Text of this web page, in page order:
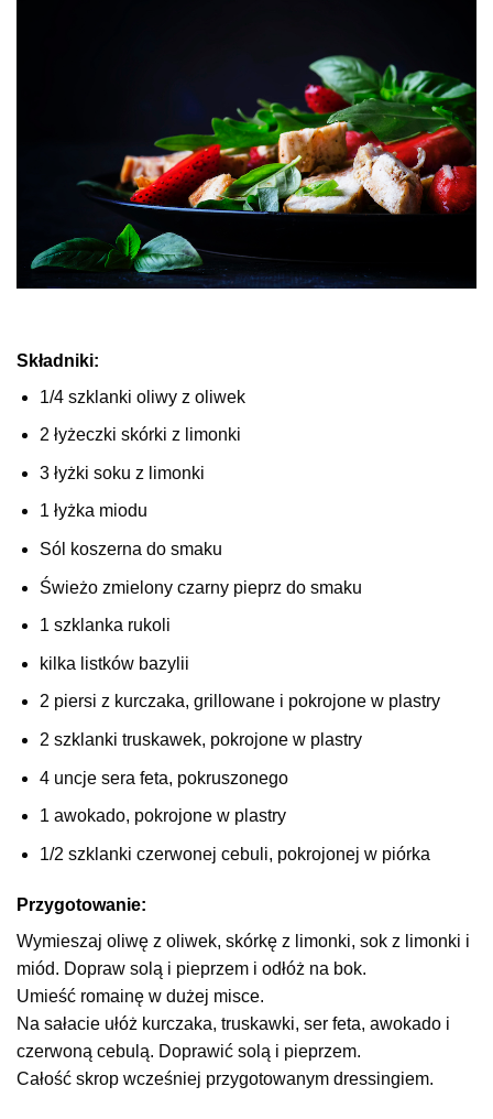
Składniki:
1/4 szklanki oliwy z oliwek
2 łyżeczki skórki z limonki
3 łyżki soku z limonki
1 łyżka miodu
Sól koszerna do smaku
Świeżo zmielony czarny pieprz do smaku
1 szklanka rukoli
kilka listków bazylii
2 piersi z kurczaka, grillowane i pokrojone w plastry
2 szklanki truskawek, pokrojone w plastry
4 uncje sera feta, pokruszonego
1 awokado, pokrojone w plastry
1/2 szklanki czerwonej cebuli, pokrojonej w piórka
Przygotowanie:
Wymieszaj oliwę z oliwek, skórkę z limonki, sok z limonki i
miód. Dopraw solą i pieprzem i odłóż na bok.
Umieść romainę w dużej misce.
Na sałacie ułóż kurczaka, truskawki, ser feta, awokado i
czerwoną cebulą. Doprawić solą i pieprzem.
Całość skrop wcześniej przygotowanym dressingiem.